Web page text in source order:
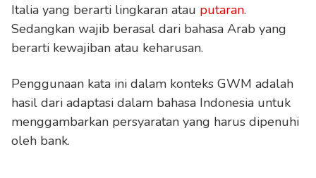
Italia yang berarti lingkaran atau putaran.
Sedangkan wajib berasal dari bahasa Arab yang
berarti kewajiban atau keharusan.
Penggunaan kata ini dalam konteks GWM adalah
hasil dari adaptasi dalam bahasa Indonesia untuk
menggambarkan persyaratan yang harus dipenuhi
oleh bank.